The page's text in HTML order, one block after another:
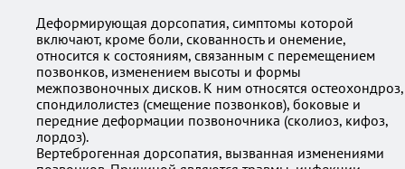
Деформирующая дорсопатия, симптомы которой
включают, кроме боли, скованность и онемение,
относится к состояниям, связанным с перемещением
позвонков, изменением высоты и формы
межпозвоночных дисков. К ним относятся остеохондроз,
спондилолистез (смещение позвонков), боковые и
передние деформации позвоночника (сколиоз, кифоз,
лордоз).
Вертеброгенная дорсопатия, вызванная изменениями